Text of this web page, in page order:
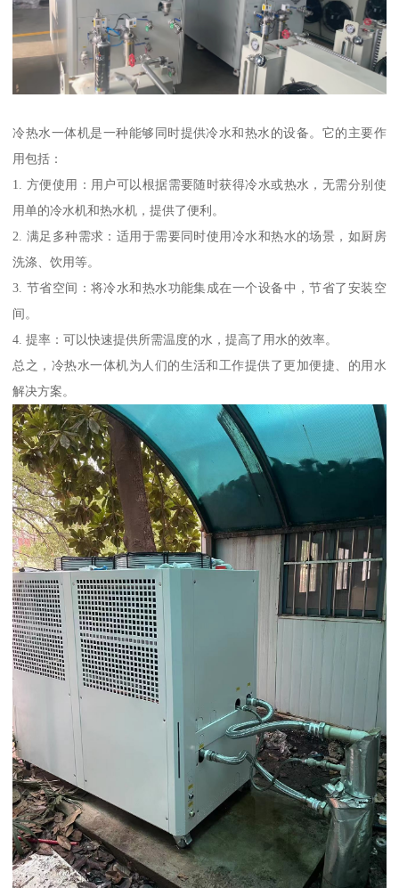
冷热水一体机是一种能够同时提供冷水和热水的设备。它的主要作
用包括：
1. 方便使用：用户可以根据需要随时获得冷水或热水，无需分别使
用单的冷水机和热水机，提供了便利。
2. 满足多种需求：适用于需要同时使用冷水和热水的场景，如厨房
洗涤、饮用等。
3. 节省空间：将冷水和热水功能集成在一个设备中，节省了安装空
间。
4. 提率：可以快速提供所需温度的水，提高了用水的效率。
总之，冷热水一体机为人们的生活和工作提供了更加便捷、的用水
解决方案。